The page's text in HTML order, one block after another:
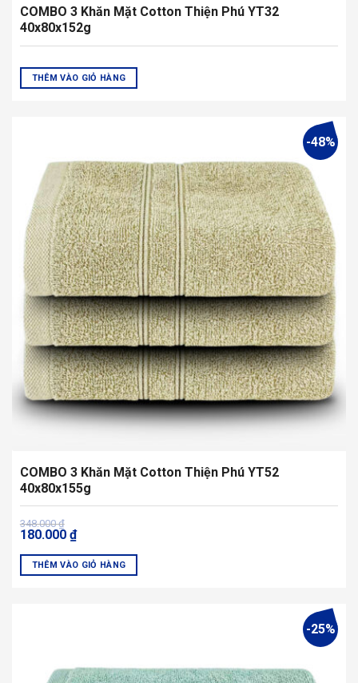
COMBO 3 Khăn Mặt Cotton Thiện Phú YT32
40x80x152g
THÊM VÀO GIỎ HÀNG
-48%
COMBO 3 Khăn Mặt Cotton Thiện Phú YT52
40x80x155g
348.000₫
Giá
gốc
348.000 ₫.
180.000 ₫
Giá
hiện
180.000 ₫.
THÊM VÀO GIỎ HÀNG
-25%